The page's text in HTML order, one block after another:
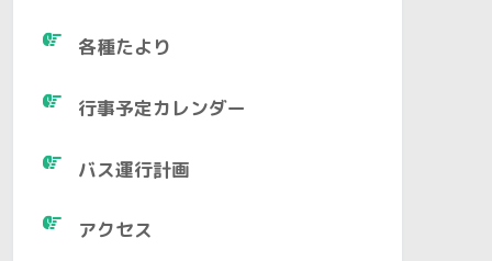
各種たより
行事予定カレンダー
バス運行計画
アクセス